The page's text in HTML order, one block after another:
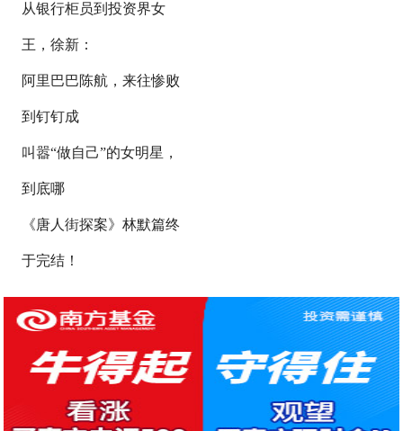
从银行柜员到投资界女
王，徐新：
阿里巴巴陈航，来往惨败
到钉钉成
叫嚣“做自己”的女明星，
到底哪
《唐人街探案》林默篇终
于完结！